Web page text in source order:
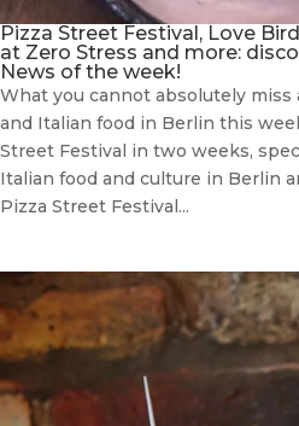
Pizza Street Festival, Love
at Zero Stress and more:
News of the week!
What you cannot absolutely miss
and Italian food in Berlin this
Street Festival in two weeks,
Italian food and culture in Berlin
Pizza Street Festival...